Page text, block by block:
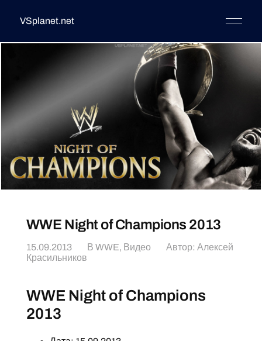
VSplanet.net
WWE Night of Champions 2013
15.09.2013 В WWE, Видео Автор: Алексей
Красильников
WWE Night of Champions
2013